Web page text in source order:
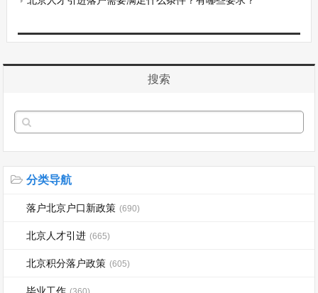
搜索
分类导航
落户北京户口新政策 (690)
北京人才引进 (665)
北京积分落户政策 (605)